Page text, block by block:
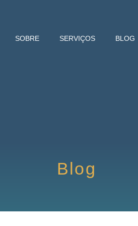
SOBRE SERVIÇOS BLOG
Blog